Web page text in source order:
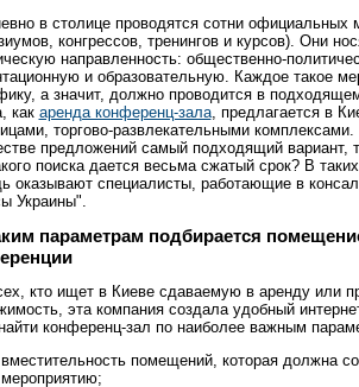
в столице проводятся сотни официальных
конгрессов, тренингов и курсов). Они
направленность: общественно-
и образовательную. Каждое такое
а значит, должно проводится в
как аренда конференц-зала, предлагается в
торгово-развлекательными
предложений самый подходящий вариант,
поиска дается весьма сжатый срок? В
оказывают специалисты, работающие в
Украины".
параметрам подбирается
кто ищет в Киеве сдаваемую в аренду или
эта компания создала удобный
конференц-зал по наиболее важным
вместительность помещений, которая должна
мероприятию;